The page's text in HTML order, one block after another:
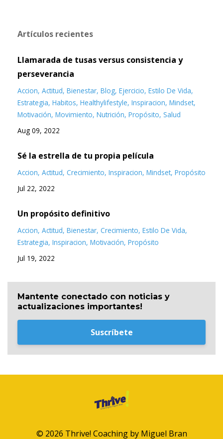
Artículos recientes
Llamarada de tusas versus consistencia y
perseverancia
Accion Actitud Bienestar Blog Ejercicio Estilo De Vida
Estrategia Habitos Healthylifestyle Inspiracion Mindset
Motivación Movimiento Nutrición Propósito Salud
Aug 09, 2022
Sé la estrella de tu propia película
Accion Actitud Crecimiento Inspiracion Mindset Propósito
Jul 22, 2022
Un propósito definitivo
Accion Actitud Bienestar Crecimiento Estilo De Vida
Estrategia Inspiracion Motivación Propósito
Jul 19, 2022
Mantente conectado con noticias y
actualizaciones importantes!
Suscríbete
© 2026 Thrive! Coaching by Miguel Bran